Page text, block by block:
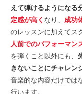
えて弾けるようになる
定感が高く なり、成功
のレッスンに加えてス
人前でのパフォーマン
を弾くこと以外にも、
きないことにチャレン
音楽的な内容だけでは
行います。